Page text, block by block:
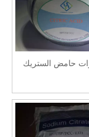
حامض الستريك